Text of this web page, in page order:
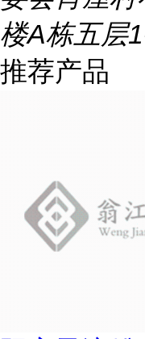
楼A栋五层
推荐产品